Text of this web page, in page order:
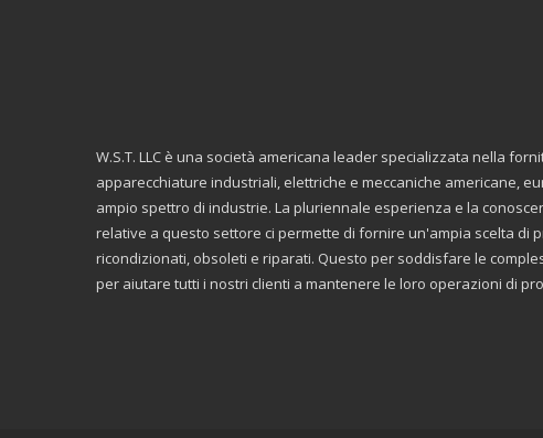
W.S.T. LLC è una società americana leader specializzata nella
apparecchiature industriali, elettriche e meccaniche americane,
ampio spettro di industrie. La pluriennale esperienza e la
relative a questo settore ci permette di fornire un'ampia scelta di
ricondizionati, obsoleti e riparati. Questo per soddisfare le
per aiutare tutti i nostri clienti a mantenere le loro operazioni di